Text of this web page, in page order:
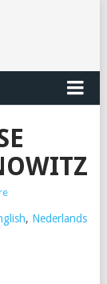
, Nederlands